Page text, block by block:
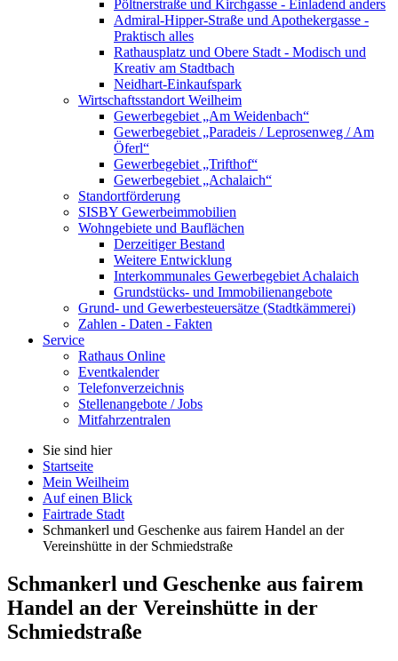
Pöltnerstraße und Kirchgasse - Einladend anders
Admiral-Hipper-Straße und Apothekergasse -
Praktisch alles
Rathausplatz und Obere Stadt - Modisch und
Kreativ am Stadtbach
Neidhart-Einkaufspark
Wirtschaftsstandort Weilheim
Gewerbegebiet „Am Weidenbach“
Gewerbegebiet „Paradeis / Leprosenweg / Am
Öferl“
Gewerbegebiet „Trifthof“
Gewerbegebiet „Achalaich“
Standortförderung
SISBY Gewerbeimmobilien
Wohngebiete und Bauflächen
Derzeitiger Bestand
Weitere Entwicklung
Interkommunales Gewerbegebiet Achalaich
Grundstücks- und Immobilienangebote
Grund- und Gewerbesteuersätze (Stadtkämmerei)
Zahlen - Daten - Fakten
Service
Rathaus Online
Eventkalender
Telefonverzeichnis
Stellenangebote / Jobs
Mitfahrzentralen
Sie sind hier
Startseite
Mein Weilheim
Auf einen Blick
Fairtrade Stadt
Schmankerl und Geschenke aus fairem Handel an der
Vereinshütte in der Schmiedstraße
Schmankerl und Geschenke aus fairem
Handel an der Vereinshütte in der
Schmiedstraße